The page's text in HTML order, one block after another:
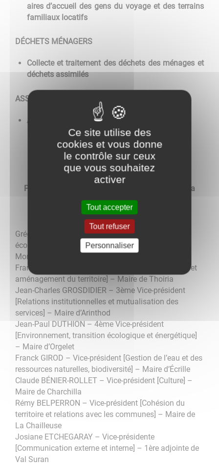
aires d’accueil des gens du voyage et des terrains
familiaux locatifs
DÉCHETS MÉNAGERS
Collecte et traitement des déchets des ménages et
déchets assimilés
ASSAINISSEMENT
Assainissement des eaux usées
ORGANIGRAMME
PRESIDENCE: Philippe PROST - Maire de Sarogna
VICES-PRESIDENCES:
Grégoire LONG – 1er Vice-président [Attractivité
économique et emploi] – Maire de Moirans-en-
Montagne
Frank STEYAERT – 2ème Vice-président [Tourisme et
aménagement du territoire] – Maire de Thoiria
Jean-Charles GROSDIDIER – 3ème Vice-président
[Relations institutionnelles et mutualisation des
services] – Maire d’Arinthod
Jean-Paul DUTHION – 4ème Vice-président
[Environnement, transition écologique et énergétique]
– Maire d’Orgelet
Franck GIROD – Vice-président [Gestion de l’eau et des
ressources naturelles, biodiversité] – Maire d’Écrille
Claude BÉNIER-ROLLET – Vice-président [Culture] –
Maire de Charchilla
Rémy BELPERRON – Vice-président [Cohésion du
territoire et relations avec les communes] – Maire de
La Chailleuse
Josiane ETCHEGARAY – Vice-présidente
[Communication externe et interne] – 1ère adjointe de
Val Suran
Ce site utilise des
cookies et vous donne
le contrôle sur ceux
que vous souhaitez
activer
Tout accepter
Tout refuser
Personnaliser